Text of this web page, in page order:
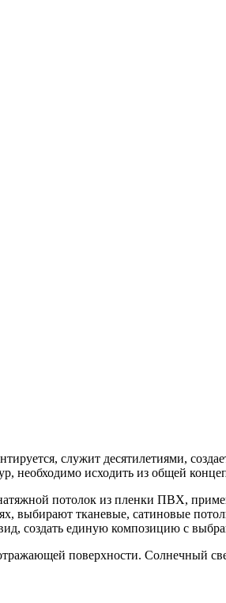
служит десятилетиями,
необходимо исходить из общей
потолок из пленки ПВХ,
выбирают тканевые, сатиновые
создать единую композицию с
поверхности. Солнечный